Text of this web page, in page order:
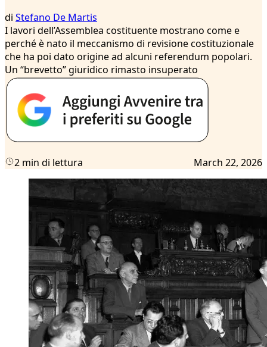
di Stefano De Martis
I lavori dell’Assemblea costituente mostrano come e
perché è nato il meccanismo di revisione costituzionale
che ha poi dato origine ad alcuni referendum popolari.
Un “brevetto” giuridico rimasto insuperato
2 min di lettura March 22, 2026